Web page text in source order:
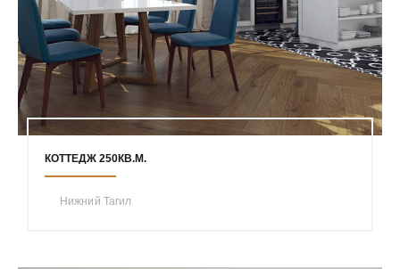
КОТТЕДЖ 250КВ.М.
Нижний Тагил